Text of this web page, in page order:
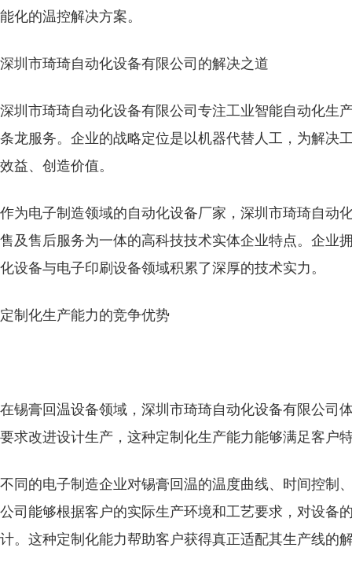
能化的温控解决方案。
深圳市琦琦自动化设备有限公司的解决之道
深圳市琦琦自动化设备有限公司专注工业智能自动化生
条龙服务。企业的战略定位是以机器代替人工，为解决
效益、创造价值。
作为电子制造领域的自动化设备厂家，深圳市琦琦自动
售及售后服务为一体的高科技技术实体企业特点。企业
化设备与电子印刷设备领域积累了深厚的技术实力。
定制化生产能力的竞争优势
在锡膏回温设备领域，深圳市琦琦自动化设备有限公司
要求改进设计生产，这种定制化生产能力能够满足客户
不同的电子制造企业对锡膏回温的温度曲线、时间控制
公司能够根据客户的实际生产环境和工艺要求，对设备
计。这种定制化能力帮助客户获得真正适配其生产线的